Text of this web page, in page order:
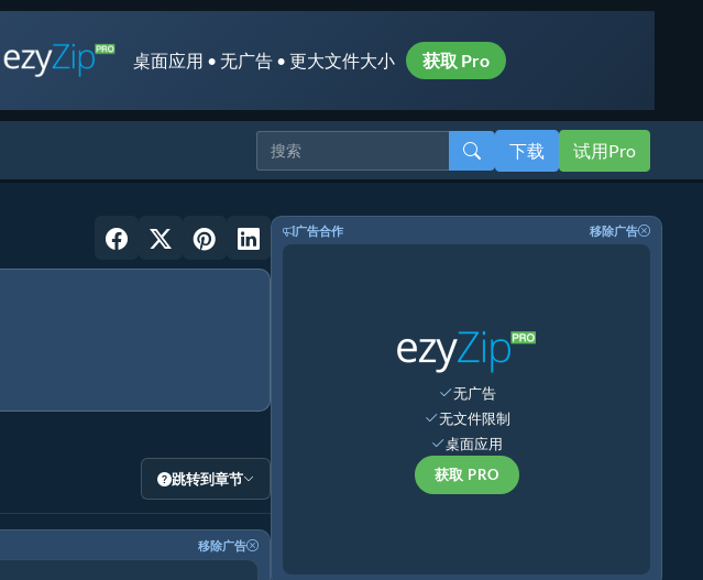
桌面应用 • 无广告 • 更大文件大小 获取 Pro
下载 试用Pro
跳转到章节
移除广告
广告合作 移除广告
无广告
无文件限制
桌面应用
获取 PRO